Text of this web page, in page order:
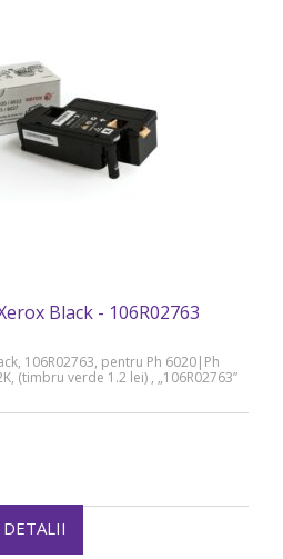
Black - 106R02763
106R02763, pentru Ph 6020|Ph
(timbru verde 1.2 lei) , „106R02763”
DETALII